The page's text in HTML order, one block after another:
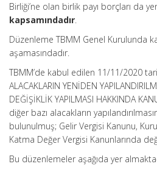
Birliği’ne olan birlik payı borçları da
kapsamındadır.
Düzenleme TBMM Genel Kurulunda
aşamasındadır.
TBMM’de kabul edilen 11/11/2020
ALACAKLARIN YENİDEN
DEĞİŞİKLİK YAPILMASI HAKKINDA
diğer bazı alacakların
bulunulmuş; Gelir Vergisi Kanunu,
Katma Değer Vergisi Kanunlarında
Bu düzenlemeler aşağıda yer